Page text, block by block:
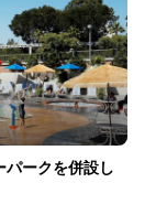
パークを併設し